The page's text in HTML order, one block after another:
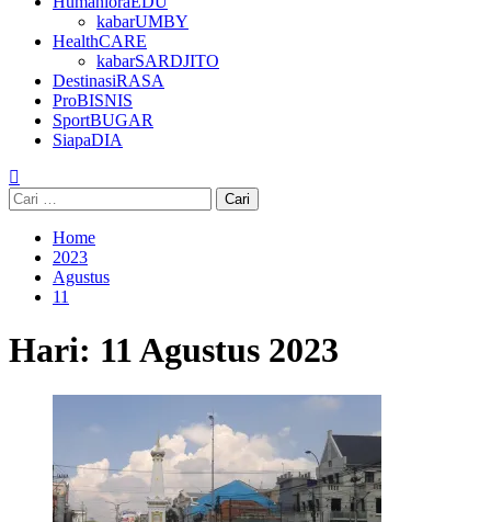
kabarUMBY
HealthCARE
kabarSARDJITO
DestinasiRASA
ProBISNIS
SportBUGAR
SiapaDIA
Cari
untuk:
Home
2023
Agustus
11
Hari: 11 Agustus 2023